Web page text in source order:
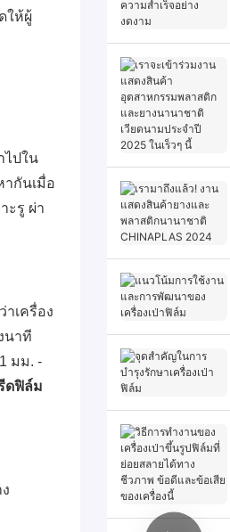
ให้ผู้
ไปใน
กันเมื่อ
ะรู ผ่า
เครื่อง
นาที
มม. -
ดฟิล์ม